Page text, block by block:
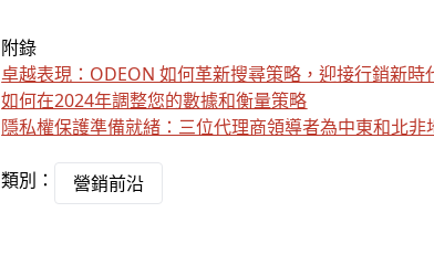
附錄
卓越表現：ODEON 如何革新搜尋策略，迎接行銷新時
如何在2024年調整您的數據和衡量策略
隱私權保護準備就緒：三位代理商領導者為中東和北
類別： 營銷前沿